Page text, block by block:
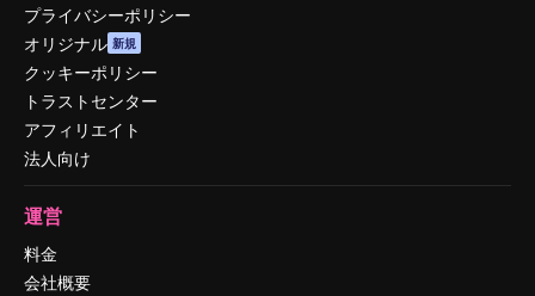
プライバシーポリシー
オリジナル 新規
クッキーポリシー
トラストセンター
アフィリエイト
法人向け
運営
料金
会社概要